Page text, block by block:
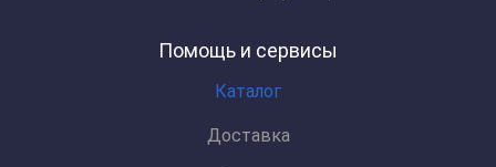
Помощь и сервисы
Каталог
Доставка